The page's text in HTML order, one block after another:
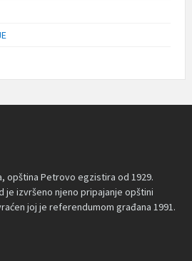
opština Petrovo egzistira od 1929.
je izvršeno njeno pripajanje opštini
joj je referendumom građana 1991.